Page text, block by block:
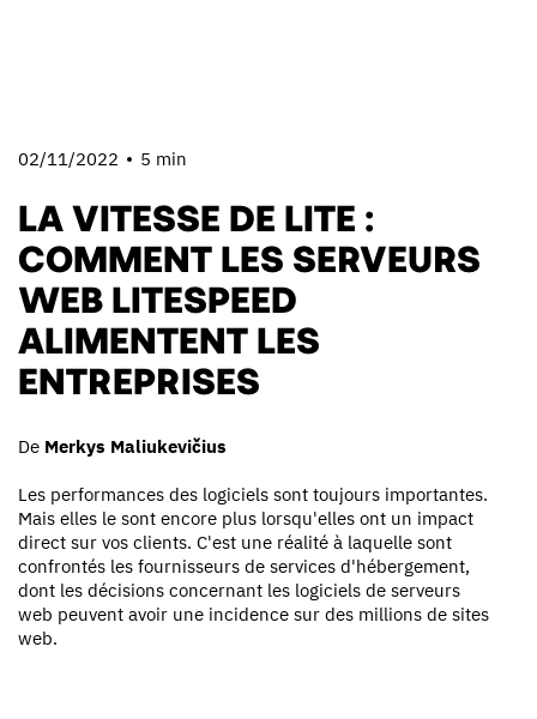
02/11/2022 5 min
LA VITESSE DE LITE :
COMMENT LES SERVEURS
WEB LITESPEED
ALIMENTENT LES
ENTREPRISES
De Merkys Maliukevičius
Les performances des logiciels sont toujours importantes.
Mais elles le sont encore plus lorsqu'elles ont un impact
direct sur vos clients. C'est une réalité à laquelle sont
confrontés les fournisseurs de services d'hébergement,
dont les décisions concernant les logiciels de serveurs
web peuvent avoir une incidence sur des millions de sites
web.